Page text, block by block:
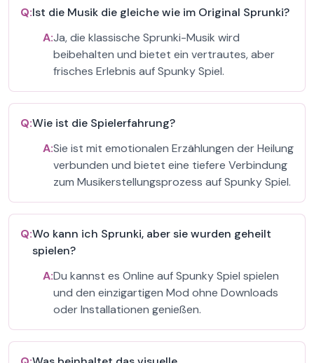
Q:Ist die Musik die gleiche wie im Original Sprunki?
A:Ja, die klassische Sprunki-Musik wird
beibehalten und bietet ein vertrautes, aber
frisches Erlebnis auf Spunky Spiel.
Q:Wie ist die Spielerfahrung?
A:Sie ist mit emotionalen Erzählungen der Heilung
verbunden und bietet eine tiefere Verbindung
zum Musikerstellungsprozess auf Spunky Spiel.
Q:Wo kann ich Sprunki, aber sie wurden geheilt
spielen?
A:Du kannst es Online auf Spunky Spiel spielen
und den einzigartigen Mod ohne Downloads
oder Installationen genießen.